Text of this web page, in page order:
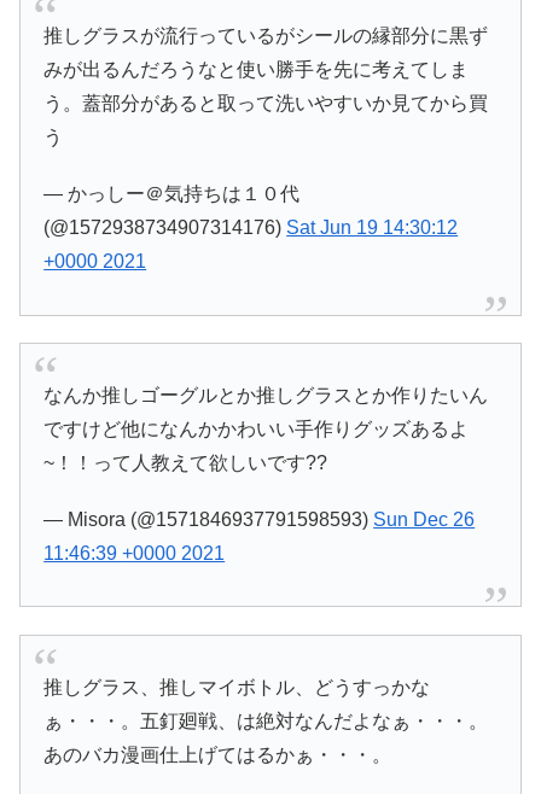
推しグラスが流行っているがシールの縁部分に黒ず
みが出るんだろうなと使い勝手を先に考えてしま
う。蓋部分があると取って洗いやすいか見てから買
う
— かっしー＠気持ちは１０代
(@1572938734907314176) Sat Jun 19 14:30:12
+0000 2021
なんか推しゴーグルとか推しグラスとか作りたいん
ですけど他になんかかわいい手作りグッズあるよ
~！！って人教えて欲しいです??
— Misora (@1571846937791598593) Sun Dec 26
11:46:39 +0000 2021
推しグラス、推しマイボトル、どうすっかな
ぁ・・・。五釘廻戦、は絶対なんだよなぁ・・・。
あのバカ漫画仕上げてはるかぁ・・・。